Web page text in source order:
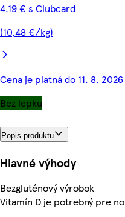
4,19 € s Clubcard
(10,48 €/kg)
Cena je platná do 11. 8. 2026
Bez lepku
Popis produktu
Hlavné výhody
Bezgluténový výrobok
Vitamín D je potrebný pre